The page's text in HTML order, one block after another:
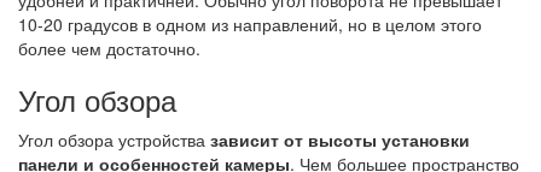
10-20 градусов в одном из направлений, но в целом этого
более чем достаточно.
Угол обзора
Угол обзора устройства зависит от высоты установки
панели и особенностей камеры. Чем большее пространство